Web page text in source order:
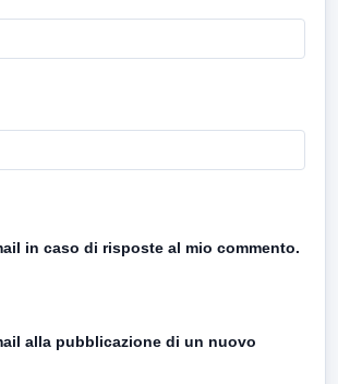
in caso di risposte al mio commento.
alla pubblicazione di un nuovo